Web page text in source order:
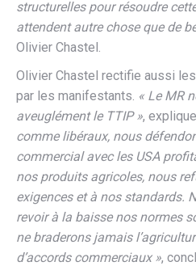
structurelles pour résoudre
attendent autre chose que de
Olivier Chastel.
Olivier Chastel rectifie aussi
par les manifestants. « Le MR
aveuglément le TTIP »,
comme libéraux, nous
commercial avec les USA
nos produits agricoles, nous
exigences et à nos standards.
revoir à la baisse nos normes
ne braderons jamais
d’accords commerciaux »,